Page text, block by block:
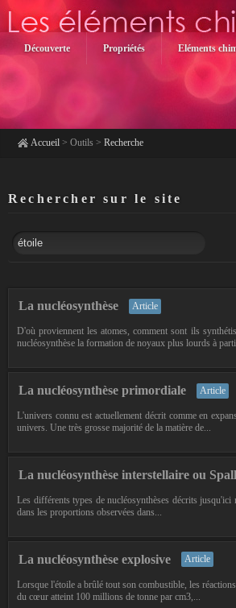
Découverte Propriétés Eléments
Accueil > Outils > Recherche
Rechercher sur le site
La nucléosynthèse Article
D'où proviennent les atomes, comment sont ils
nucléosynthèse la formation de noyaux plus lourds à
La nucléosynthèse primordiale Article
L'univers connu est actuellement décrit comme en
univers. Une très grosse majorité de la matière de...
La nucléosynthèse interstellaire ou
Les différents types de nucléosynthèses décrits
dans les proportions observées dans...
La nucléosynthèse explosive Article
Lorsque l'étoile a brûlé tout son combustible, les
du cœur atteint 100 millions de tonne par cm3,...